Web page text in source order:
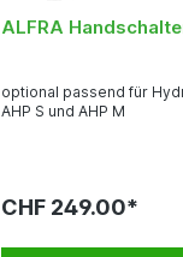
ALFRA
optional passend für
AHP S und AHP M
CHF 249.00*